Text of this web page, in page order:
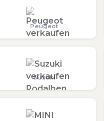
Peugeot
Suzuki